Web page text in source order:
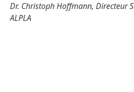
Dr. Christoph Hoffmann, Directeur
ALPLA